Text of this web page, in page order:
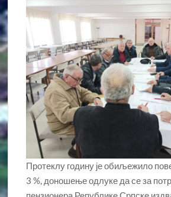
Протеклу годину је обиљежило
3 %, доношење одлуке да се за